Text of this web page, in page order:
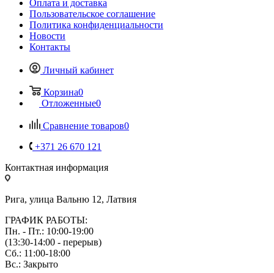
Оплата и доставка
Пользовательское соглашение
Политика конфиденциальности
Новости
Контакты
Личный кабинет
Корзина0
Отложенные0
Сравнение товаров0
+371 26 670 121
Контактная информация
Рига, улица Вальню 12, Латвия
ГРАФИК РАБОТЫ:
Пн. - Пт.: 10:00-19:00
(13:30-14:00 - перерыв)
Сб.: 11:00-18:00
Вс.: Закрыто